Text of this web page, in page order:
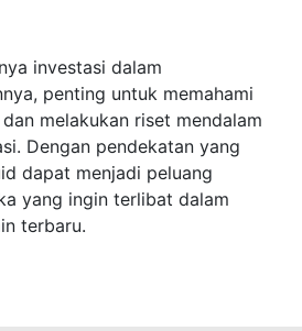
investasi dalam
penting untuk memahami
melakukan riset mendalam
Dengan pendekatan yang
dapat menjadi peluang
yang ingin terlibat dalam
terbaru.